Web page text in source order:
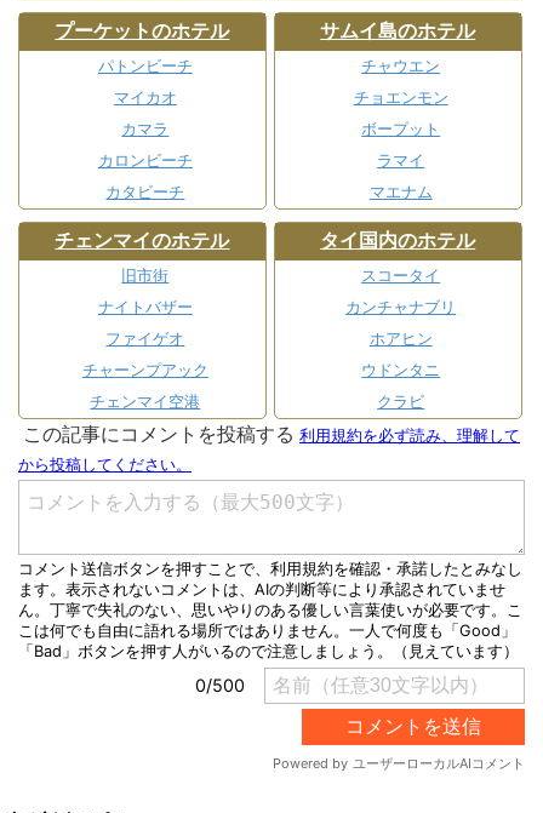
プーケットのホテル
パトンビーチ
マイカオ
カマラ
カロンビーチ
カタビーチ
サムイ島のホテル
チャウエン
チョエンモン
ボープット
ラマイ
マエナム
チェンマイのホテル
旧市街
ナイトバザー
ファイゲオ
チャーンプアック
チェンマイ空港
タイ国内のホテル
スコータイ
カンチャナブリ
ホアヒン
ウドンタニ
クラビ